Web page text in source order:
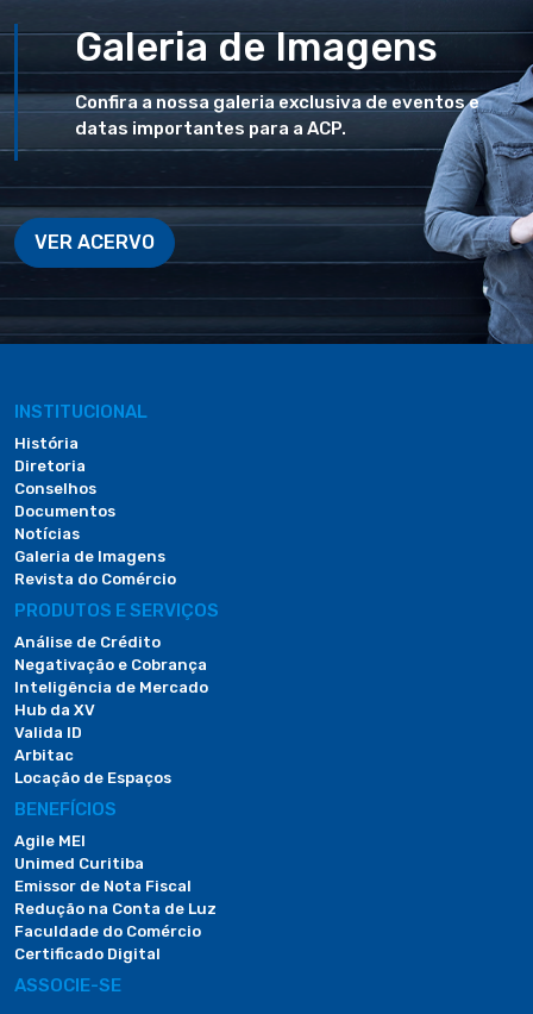
Galeria de Imagens
Confira a nossa galeria exclusiva de eventos e
datas importantes para a ACP.
VER ACERVO
INSTITUCIONAL
História
Diretoria
Conselhos
Documentos
Notícias
Galeria de Imagens
Revista do Comércio
PRODUTOS E SERVIÇOS
Análise de Crédito
Negativação e Cobrança
Inteligência de Mercado
Hub da XV
Valida ID
Arbitac
Locação de Espaços
BENEFÍCIOS
Agile MEI
Unimed Curitiba
Emissor de Nota Fiscal
Redução na Conta de Luz
Faculdade do Comércio
Certificado Digital
ASSOCIE-SE